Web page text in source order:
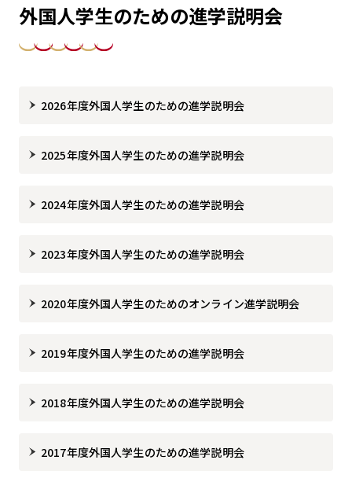
外国人学生のための進学説明会
2026年度外国人学生のための進学説明会
2025年度外国人学生のための進学説明会
2024年度外国人学生のための進学説明会
2023年度外国人学生のための進学説明会
2020年度外国人学生のためのオンライン進学説明会
2019年度外国人学生のための進学説明会
2018年度外国人学生のための進学説明会
2017年度外国人学生のための進学説明会